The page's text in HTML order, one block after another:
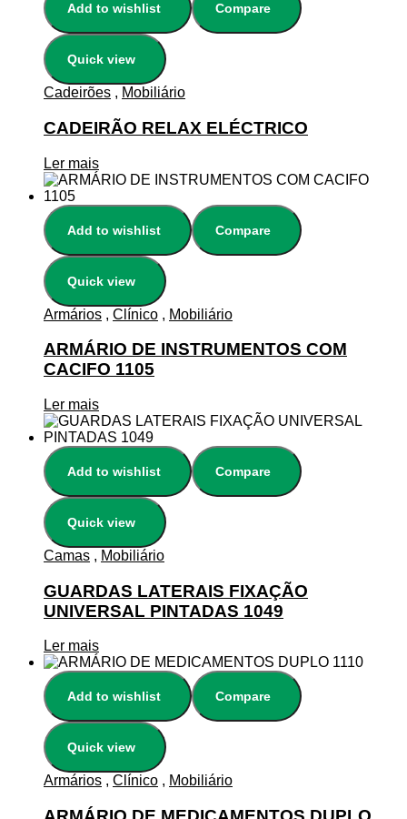
Add to wishlist Compare
Quick view
Cadeirões , Mobiliário
CADEIRÃO RELAX ELÉCTRICO
Ler mais
Add to wishlist Compare
Quick view
Armários , Clínico , Mobiliário
ARMÁRIO DE INSTRUMENTOS COM
CACIFO 1105
Ler mais
Add to wishlist Compare
Quick view
Camas , Mobiliário
GUARDAS LATERAIS FIXAÇÃO
UNIVERSAL PINTADAS 1049
Ler mais
Add to wishlist Compare
Quick view
Armários , Clínico , Mobiliário